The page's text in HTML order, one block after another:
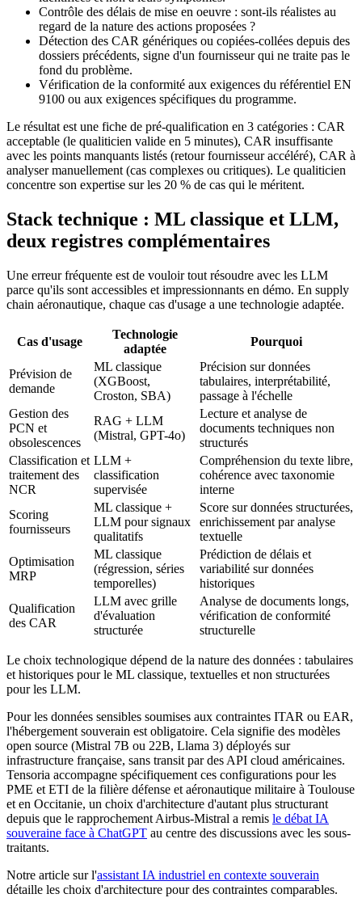
Contrôle des délais de mise en oeuvre : sont-ils réalistes au
regard de la nature des actions proposées ?
Détection des CAR génériques ou copiées-collées depuis des
dossiers précédents, signe d'un fournisseur qui ne traite pas le
fond du problème.
Vérification de la conformité aux exigences du référentiel EN
9100 ou aux exigences spécifiques du programme.
Le résultat est une fiche de pré-qualification en 3 catégories : CAR
acceptable (le qualiticien valide en 5 minutes), CAR insuffisante
avec les points manquants listés (retour fournisseur accéléré), CAR à
analyser manuellement (cas complexes ou critiques). Le qualiticien
concentre son expertise sur les 20 % de cas qui le méritent.
Stack technique : ML classique et LLM,
deux registres complémentaires
Une erreur fréquente est de vouloir tout résoudre avec les LLM
parce qu'ils sont accessibles et impressionnants en démo. En supply
chain aéronautique, chaque cas d'usage a une technologie adaptée.
Cas d'usage
Technologie
adaptée
Pourquoi
Prévision de
demande
ML classique
(XGBoost,
Croston, SBA)
Précision sur données
tabulaires, interprétabilité,
passage à l'échelle
Gestion des
PCN et
obsolescences
RAG + LLM
(Mistral, GPT-4o)
Lecture et analyse de
documents techniques non
structurés
Classification et
traitement des
NCR
LLM +
classification
supervisée
Compréhension du texte libre,
cohérence avec taxonomie
interne
Scoring
fournisseurs
ML classique +
LLM pour signaux
qualitatifs
Score sur données structurées,
enrichissement par analyse
textuelle
Optimisation
MRP
ML classique
(régression, séries
temporelles)
Prédiction de délais et
variabilité sur données
historiques
Qualification
des CAR
LLM avec grille
d'évaluation
structurée
Analyse de documents longs,
vérification de conformité
structurelle
Le choix technologique dépend de la nature des données : tabulaires
et historiques pour le ML classique, textuelles et non structurées
pour les LLM.
Pour les données sensibles soumises aux contraintes ITAR ou EAR,
l'hébergement souverain est obligatoire. Cela signifie des modèles
open source (Mistral 7B ou 22B, Llama 3) déployés sur
infrastructure française, sans transit par des API cloud américaines.
Tensoria accompagne spécifiquement ces configurations pour les
PME et ETI de la filière défense et aéronautique militaire à Toulouse
et en Occitanie, un choix d'architecture d'autant plus structurant
depuis que le rapprochement Airbus-Mistral a remis le débat IA
souveraine face à ChatGPT au centre des discussions avec les sous-
traitants.
Notre article sur l'assistant IA industriel en contexte souverain
détaille les choix d'architecture pour des contraintes comparables.